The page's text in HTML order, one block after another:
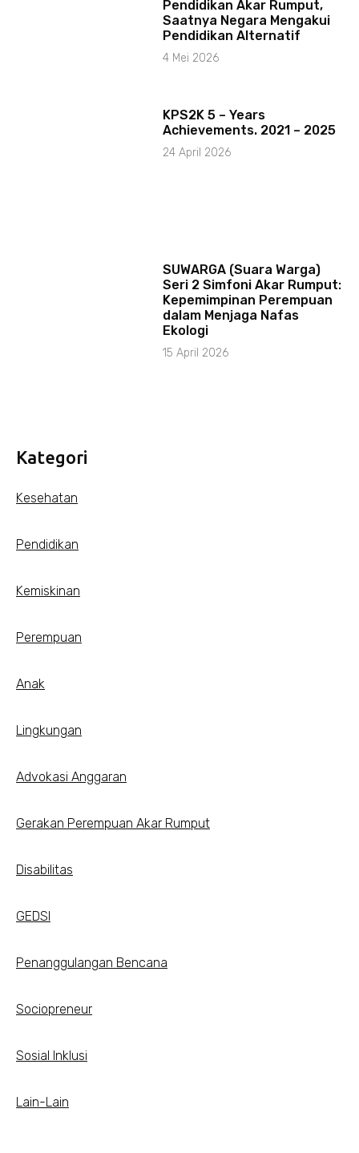
Pendidikan Akar Rumput,
Saatnya Negara Mengakui
Pendidikan Alternatif
4 Mei 2026
KPS2K 5 – Years
Achievements. 2021 – 2025
24 April 2026
SUWARGA (Suara Warga)
Seri 2 Simfoni Akar Rumput:
Kepemimpinan Perempuan
dalam Menjaga Nafas
Ekologi
15 April 2026
Kategori
Kesehatan
Pendidikan
Kemiskinan
Perempuan
Anak
Lingkungan
Advokasi Anggaran
Gerakan Perempuan Akar Rumput
Disabilitas
GEDSI
Penanggulangan Bencana
Sociopreneur
Sosial Inklusi
Lain-Lain